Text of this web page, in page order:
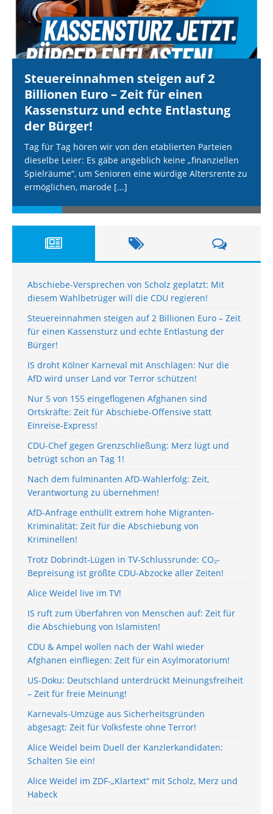
Steuereinnahmen steigen auf 2
Billionen Euro – Zeit für einen
Kassensturz und echte Entlastung
der Bürger!
Tag für Tag hören wir von den etablierten Parteien
dieselbe Leier: Es gäbe angeblich keine „finanziellen
Spielräume“, um Senioren eine würdige Altersrente zu
ermöglichen, marode [...]
Abschiebe-Versprechen von Scholz geplatzt: Mit
diesem Wahlbetrüger will die CDU regieren!
Steuereinnahmen steigen auf 2 Billionen Euro – Zeit
für einen Kassensturz und echte Entlastung der
Bürger!
IS droht Kölner Karneval mit Anschlägen: Nur die
AfD wird unser Land vor Terror schützen!
Nur 5 von 155 eingeflogenen Afghanen sind
Ortskräfte: Zeit für Abschiebe-Offensive statt
Einreise-Express!
CDU-Chef gegen Grenzschließung: Merz lügt und
betrügt schon an Tag 1!
Nach dem fulminanten AfD-Wahlerfolg: Zeit,
Verantwortung zu übernehmen!
AfD-Anfrage enthüllt extrem hohe Migranten-
Kriminalität: Zeit für die Abschiebung von
Kriminellen!
Trotz Dobrindt-Lügen in TV-Schlussrunde: CO₂-
Bepreisung ist größte CDU-Abzocke aller Zeiten!
Alice Weidel live im TV!
IS ruft zum Überfahren von Menschen auf: Zeit für
die Abschiebung von Islamisten!
CDU & Ampel wollen nach der Wahl wieder
Afghanen einfliegen: Zeit für ein Asylmoratorium!
US-Doku: Deutschland unterdrückt Meinungsfreiheit
– Zeit für freie Meinung!
Karnevals-Umzüge aus Sicherheitsgründen
abgesagt: Zeit für Volksfeste ohne Terror!
Alice Weidel beim Duell der Kanzlerkandidaten:
Schalten Sie ein!
Alice Weidel im ZDF-„Klartext“ mit Scholz, Merz und
Habeck